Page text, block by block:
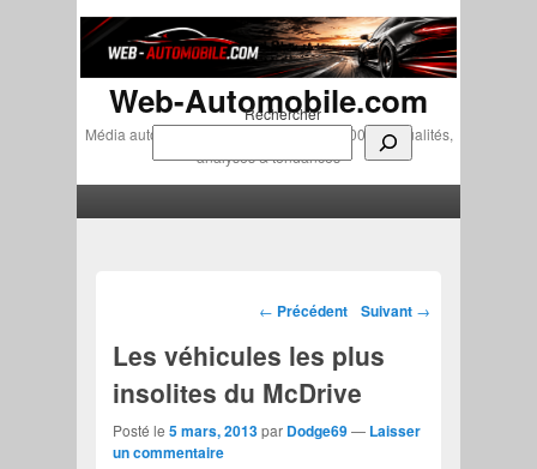
Rechercher
Web-Automobile.com
Média automobile indépendant depuis 2007 • Actualités,
analyses & tendances
Navigation des articles
← Précédent Suivant →
Les véhicules les plus
insolites du McDrive
Posté le5 mars, 2013par Dodge69— Laisser
un commentaire